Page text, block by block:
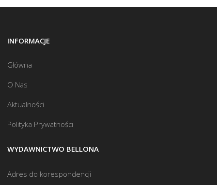
INFORMACJE
Główna
O Nas
Aktualności
Polityka Prywatności
WYDAWNICTWO BELLONA
Adres do korespondencji